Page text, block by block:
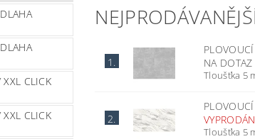
XXL CLICK
XXL CLICK
1.
NA DOTAZ
Tloušťka 5
2.
Tloušťka 5